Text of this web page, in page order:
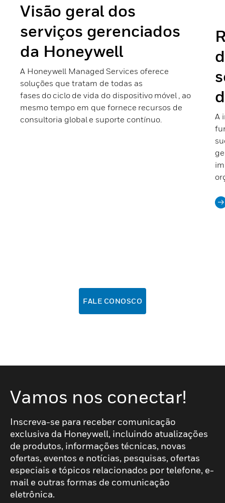
Visão geral dos
serviços gerenciados
da Honeywell
A Honeywell Managed Services oferece
soluções que tratam de todas as
fases do ciclo de vida do dispositivo móvel , ao
mesmo tempo em que fornece recursos de
consultoria global e suporte contínuo.
A
FALE CONOSCO
Vamos nos conectar!
Inscreva-se para receber comunicação
exclusiva da Honeywell, incluindo atualizações
de produtos, informações técnicas, novas
ofertas, eventos e notícias, pesquisas, ofertas
especiais e tópicos relacionados por telefone, e-
mail e outras formas de comunicação
eletrônica.